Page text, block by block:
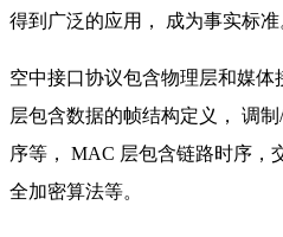
得到广泛的应用， 成为事实标准
空中接口协议包含物理层和媒
层包含数据的帧结构定义， 调
序等， MAC 层包含链路时序，
全加密算法等。